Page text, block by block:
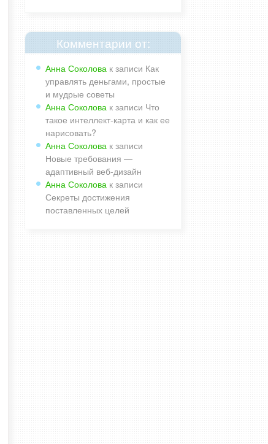
Комментарии от:
Анна Соколова к записи Как
управлять деньгами, простые
и мудрые советы
Анна Соколова к записи Что
такое интеллект-карта и как ее
нарисовать?
Анна Соколова к записи
Новые требования —
адаптивный веб-дизайн
Анна Соколова к записи
Секреты достижения
поставленных целей